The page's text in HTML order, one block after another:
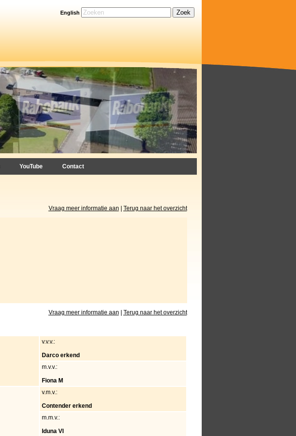
English
YouTube Contact
Vraag meer informatie aan Terug naar het overzicht
Vraag meer informatie aan Terug naar het overzicht
v.v.v.:
Darco erkend
m.v.v.:
Fiona M
v.m.v.:
Contender erkend
m.m.v.:
Iduna VI